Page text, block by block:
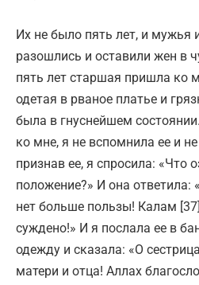
Их не было пять лет, и мужья
разошлись и оставили жен в
пять лет старшая пришла ко
одетая в рваное платье и
была в гнуснейшем
ко мне, я не вспомнила ее и
признав ее, я спросила: «Что
положение?» И она ответила:
нет больше пользы! Калам
суждено!» И я послала ее в
одежду и сказала: «О
матери и отца! Аллах